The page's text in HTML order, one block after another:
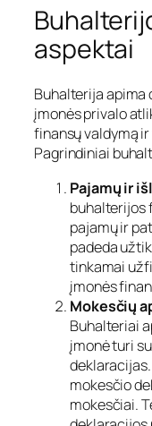
aspektai
Buhalterija apima
įmonės privalo
finansų valdymą
Pagrindiniai
Pajamų ir
buhalterijos
pajamų ir
padeda
tinkamai
įmonės
Mokesčių
Buhalteriai
įmonė turi
mokesčio
mokesčiai.